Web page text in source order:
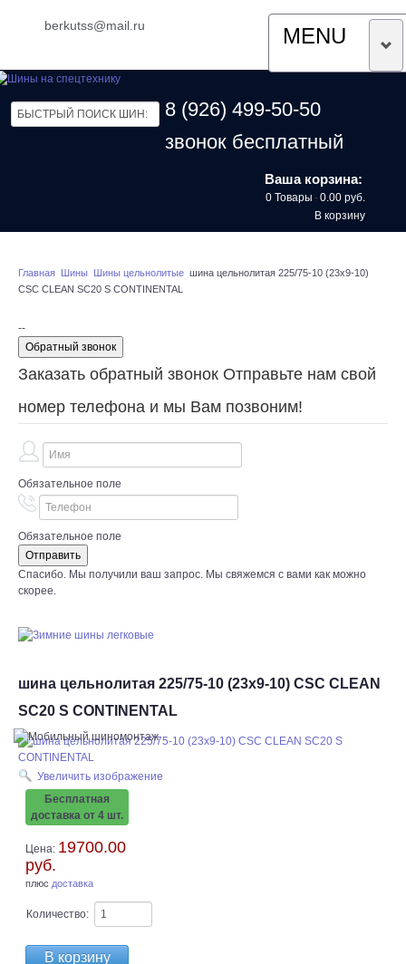
berkutss@mail.ru MENU
ОТЗЫВЫ
КОНТАКТЫ
8 (926) 499-50-50
звонок бесплатный
Ваша корзина:
0 Товары -0.00 руб.
В корзину
Главная Шины Шины цельнолитые шина цельнолитая 225/75-10 (23x9-10)
CSC CLEAN SC20 S CONTINENTAL
--
Обратный звонок
Заказать обратный звонок Отправьте нам свой
номер телефона и мы Вам позвоним!
Обязательное поле
Обязательное поле
Спасибо. Мы получили ваш запрос. Мы свяжемся с вами как можно
скорее.
шина цельнолитая 225/75-10 (23x9-10) CSC CLEAN
SC20 S CONTINENTAL
Увеличить изображение
Бесплатная
доставка от 4 шт.
Цена: 19700.00
руб.
плюс доставка
Количество: